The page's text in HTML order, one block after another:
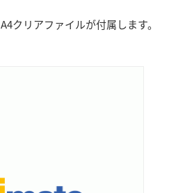
クリアファイルが付属します。